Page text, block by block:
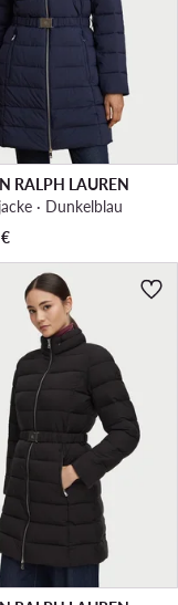
RALPH LAUREN
· Dunkelblau
€